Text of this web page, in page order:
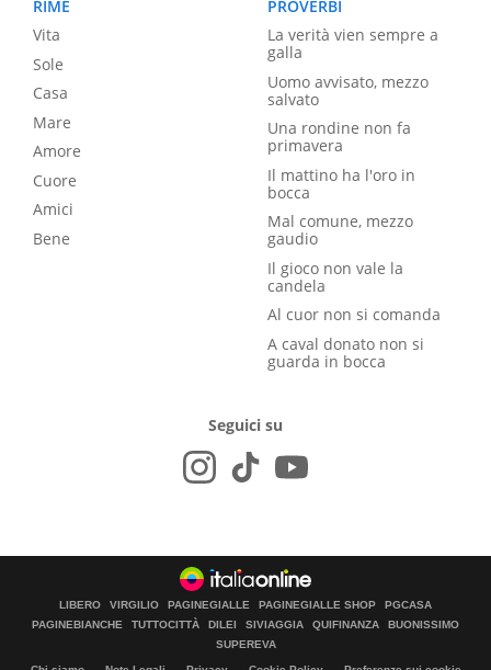
RIME
Vita
Sole
Casa
Mare
Amore
Cuore
Amici
Bene
PROVERBI
La verità vien sempre a
galla
Uomo avvisato, mezzo
salvato
Una rondine non fa
primavera
Il mattino ha l'oro in
bocca
Mal comune, mezzo
gaudio
Il gioco non vale la
candela
Al cuor non si comanda
A caval donato non si
guarda in bocca
Seguici su
LIBERO VIRGILIO PAGINEGIALLE PAGINEGIALLE SHOP
PGCASA
PAGINEBIANCHE
TUTTOCITTÀ DILEI SIVIAGGIA QUIFINANZA
BUONISSIMO
SUPEREVA